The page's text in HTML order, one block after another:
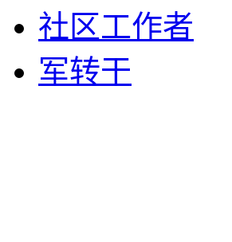
社区工作者
军转干